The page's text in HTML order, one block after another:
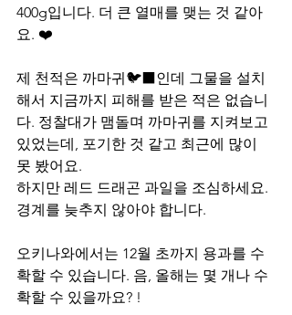
400g입니다. 더 큰 열매를 맺는 것 같아
요. ❤️
제 천적은 까마귀🐦‍⬛인데 그물을 설치
해서 지금까지 피해를 받은 적은 없습니
다. 정찰대가 맴돌며 까마귀를 지켜보고
있었는데, 포기한 것 같고 최근에 많이
못 봤어요.
하지만 레드 드래곤 과일을 조심하세요.
경계를 늦추지 않아야 합니다.
오키나와에서는 12월 초까지 용과를 수
확할 수 있습니다. 음, 올해는 몇 개나 수
확할 수 있을까요? !